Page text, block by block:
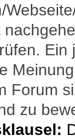
Forum
zu